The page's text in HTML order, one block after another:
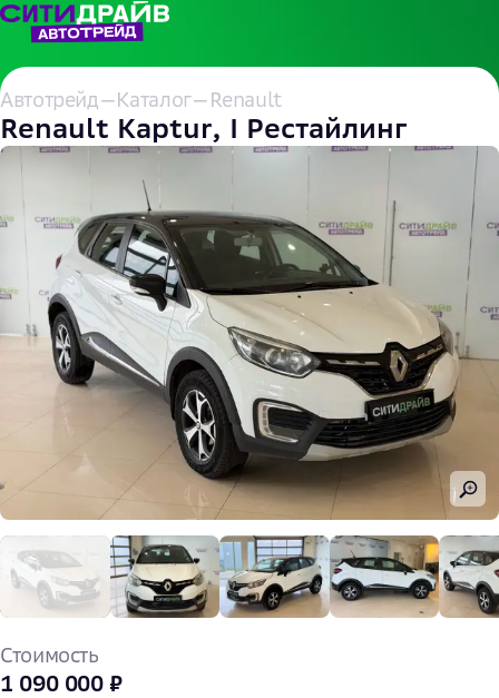
Автотрейд—Каталог—Renault
Renault Kaptur, I Рестайлинг
Стоимость
1 090 000 ₽